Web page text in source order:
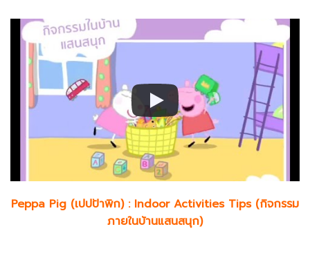
Peppa Pig (เปปป้าพิก) : Indoor Activities Tips (กิจกรรม
ภายในบ้านแสนสนุก)